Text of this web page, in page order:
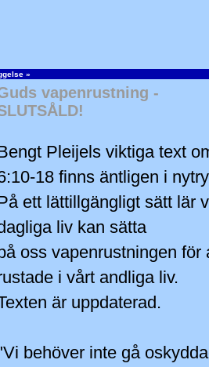
»
vapenrustning -
Pleijels viktiga text
18 finns äntligen i
ett lättillgängligt sätt lär
liv kan sätta
oss vapenrustningen för
i vårt andliga liv.
är uppdaterad.
behöver inte gå